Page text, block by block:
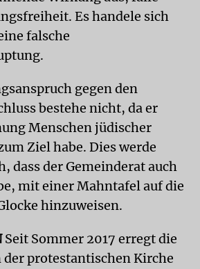
Es handele sich
falsche
gegen den
bestehe nicht, da er
Menschen jüdischer
Ziel habe. Dies werde
dass der Gemeinderat auch
mit einer Mahntafel auf die
hinzuweisen.
Seit Sommer 2017 erregt die
protestantischen Kirche